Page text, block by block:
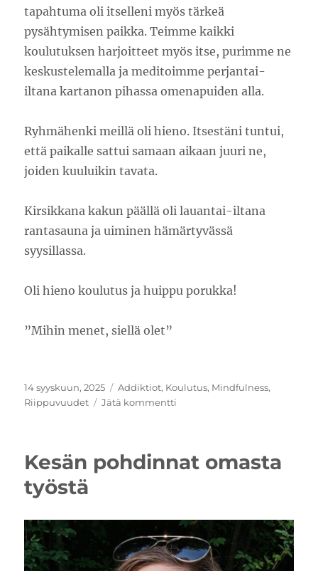
tapahtuma oli itselleni myös tärkeä
pysähtymisen paikka. Teimme kaikki
koulutuksen harjoitteet myös itse, purimme ne
keskustelemalla ja meditoimme perjantai-
iltana kartanon pihassa omenapuiden alla.
Ryhmähenki meillä oli hieno. Itsestäni tuntui,
että paikalle sattui samaan aikaan juuri ne,
joiden kuuluikin tavata.
Kirsikkana kakun päällä oli lauantai-iltana
rantasauna ja uiminen hämärtyvässä
syysillassa.
Oli hieno koulutus ja huippu porukka!
”Mihin menet, siellä olet”
Julkaistu
14 syyskuun, 2025 Kategoriat
Addiktiot, Koulutus, Mindfulness,
Riippuvuudet
Jätä kommentti
Kesän pohdinnat omasta
työstä